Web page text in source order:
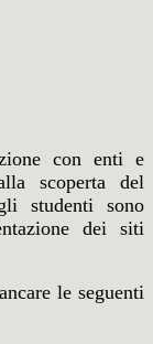
con enti e
scoperta del
studenti sono
dei siti
le seguenti